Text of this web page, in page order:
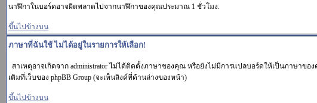
นาฬิกาในบอร์ดอาจผิดพลาดไปจากนาฬิกาของคุณประมาณ 1 ชั่วโมง.
ขึ้นไปข้างบน
ภาษาที่ฉันใช้ ไม่ได้อยู่ในรายการให้เลือก!
สาเหตุอาจเกิดจาก administrator ไม่ได้ติดตั้งภาษาของคุณ หรือยังไม่มีการแปลบอร์ดให้เป็นภาษา
เติมที่เว็บของ phpBB Group (จะเห็นลิงค์ที่ด้านล่างของหน้า)
ขึ้นไปข้างบน